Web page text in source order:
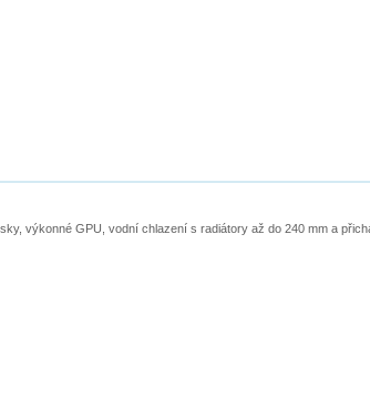
výkonné GPU, vodní chlazení s radiátory až do 240 mm a